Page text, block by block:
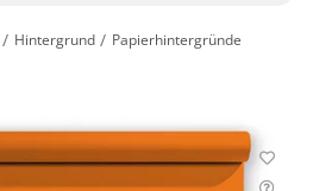
Hintergrund
Papierhintergründe